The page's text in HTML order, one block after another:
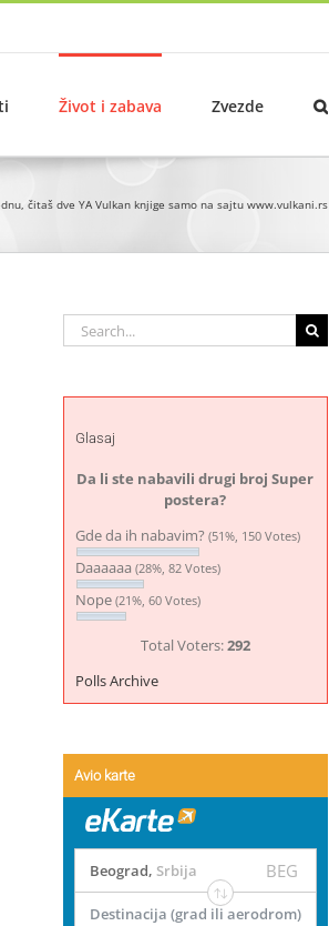
Život i zabava Zvezde
čitaš dve YA Vulkan knjige samo na sajtu www.vulkani.rs
Search
for:
Glasaj
Da li ste nabavili drugi broj Super
postera?
Gde da ih nabavim? (51%, 150 Votes)
Daaaaaa (28%, 82 Votes)
Nope (21%, 60 Votes)
Total Voters:292
Polls Archive
Avio karte
Beograd, Srbija BEG
Destinacija (grad ili aerodrom)